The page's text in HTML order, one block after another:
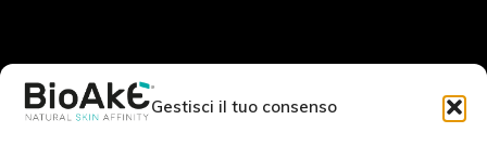
Gestisci il tuo consenso
RESTA IN CONTATTO CON NOI: